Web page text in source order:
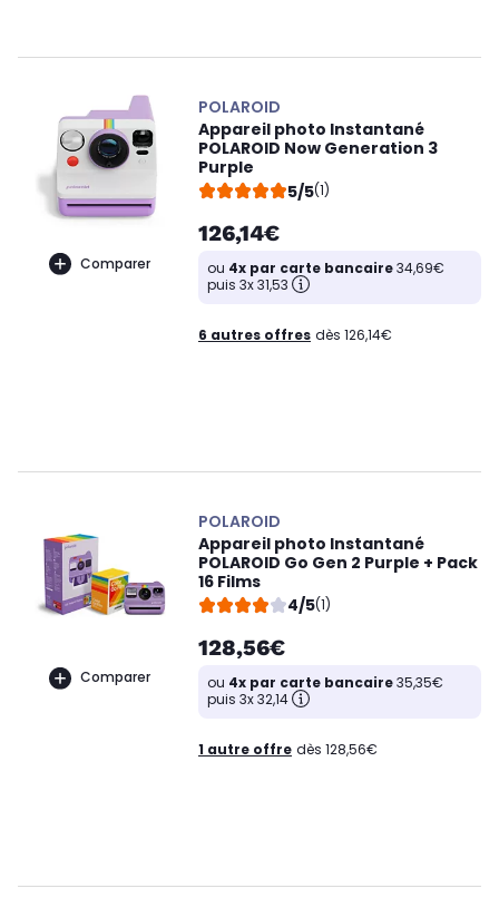
Comparer
POLAROID
Appareil photo Instantané
POLAROID Now Generation 3
Purple
5/5(1)
126,14€
ou 4x par carte bancaire34,69€
puis 3x 31,53
6 autres offres dès 126,14€
Comparer
POLAROID
Appareil photo Instantané
POLAROID Go Gen 2 Purple + Pack
16 Films
4/5(1)
128,56€
ou 4x par carte bancaire35,35€
puis 3x 32,14
1 autre offre dès 128,56€